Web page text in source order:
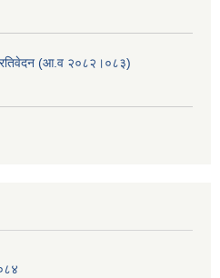
(आ.व २०८२।०८३)